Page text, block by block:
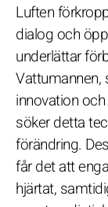
Luften
dialog och
underlättar
Vattumannen,
innovation
söker detta
förändring.
får det att
hjärtat,